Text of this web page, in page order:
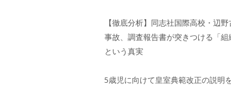
【徹底分析】同志社国際高校・辺
事故、調査報告書が突きつける「組
という真実
5歳児に向けて皇室典範改正の説明